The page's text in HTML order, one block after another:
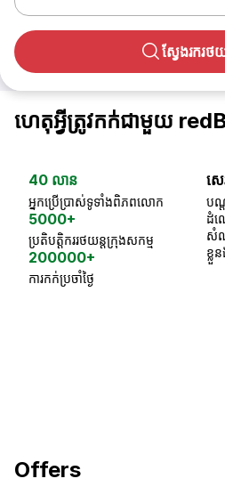
ស្វែងរករថ
ហេតុអ្វីត្រូវកក់ជាមួយ
40 លាន
អ្នកប្រើប្រាស់ទូទាំងពិភពលោក
5000+
ប្រតិបត្តិកររថយន្តក្រុងសកម្ម
200000+
ការកក់ប្រចាំថ្ងៃ
សេ
បណ្
ដំណ
សំ
ខ្លួ
Offers